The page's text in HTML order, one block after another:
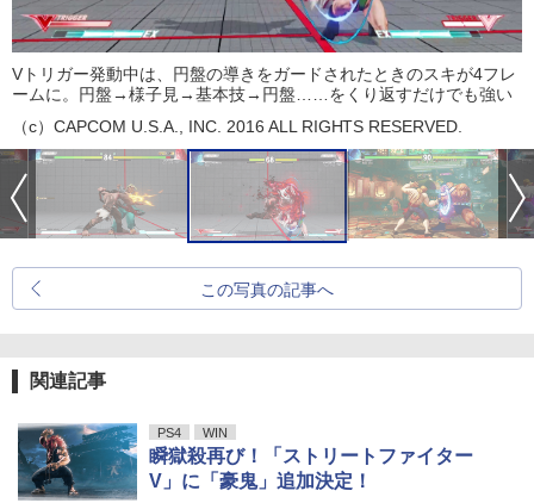
Vトリガー発動中は、円盤の導きをガードされたときのスキが4フレ
ームに。円盤→様子見→基本技→円盤……をくり返すだけでも強い
（c）CAPCOM U.S.A., INC. 2016 ALL RIGHTS RESERVED.
この写真の記事へ
関連記事
PS4 WIN
瞬獄殺再び！「ストリートファイター
V」に「豪鬼」追加決定！